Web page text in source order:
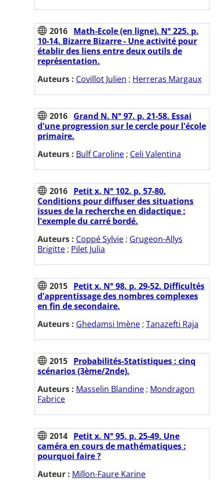
2016 Math-Ecole (en ligne). N° 225. p.
10-14. Bizarre Bizarre - Une activité pour
établir des liens entre deux outils de
représentation.
Auteurs : Covillot Julien ; Herreras Margaux
2016 Grand N. N° 97. p. 21-58. Essai
d'une progression sur le cercle pour l'école
primaire.
Auteurs : Bulf Caroline ; Celi Valentina
2016 Petit x. N° 102. p. 57-80.
Conditions pour diffuser des situations
issues de la recherche en didactique :
l'exemple du carré bordé.
Auteurs : Coppé Sylvie ; Grugeon-Allys
Brigitte ; Pilet Julia
2015 Petit x. N° 98. p. 29-52. Difficultés
d'apprentissage des nombres complexes
en fin de secondaire.
Auteurs : Ghedamsi Imène ; Tanazefti Raja
2015 Probabilités-Statistiques : cinq
scénarios (3ème/2nde).
Auteurs : Masselin Blandine ; Mondragon
Fabrice
2014 Petit x. N° 95. p. 25-49. Une
caméra en cours de mathématiques :
pourquoi faire ?
Auteur : Millon-Faure Karine